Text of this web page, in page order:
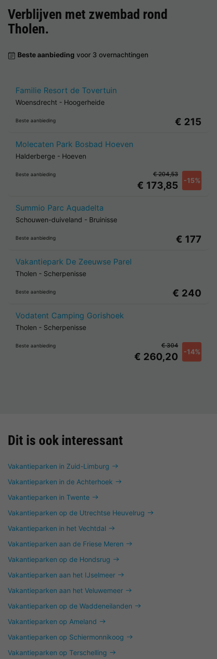
Verblijven met zwembad rond
Tholen.
Beste aanbieding voor 3 overnachtingen
Familie Resort de Tovertuin
Woensdrecht - Hoogerheide
Beste aanbieding € 215
Molecaten Park Bosbad Hoeven
Halderberge - Hoeven
Beste aanbieding
€ 173,85 -15%
€ 204,53
Summio Parc Aquadelta
Schouwen-duiveland - Bruinisse
Beste aanbieding € 177
Vakantiepark De Zeeuwse Parel
Tholen - Scherpenisse
Beste aanbieding € 240
Vodatent Camping Gorishoek
Tholen - Scherpenisse
Beste aanbieding
€ 260,20 -14%
€ 304
Dit is ook interessant
Vakantieparken in Zuid-Limburg
Vakantieparken in de Achterhoek
Vakantieparken in Twente
Vakantieparken op de Utrechtse Heuvelrug
Vakantieparken in het Vechtdal
Vakantieparken aan de Friese Meren
Vakantieparken op de Hondsrug
Vakantieparken aan het IJselmeer
Vakantieparken aan het Veluwemeer
Vakantieparken op de Waddeneilanden
Vakantieparken op Ameland
Vakantieparken op Schiermonnikoog
Vakantieparken op Terschelling